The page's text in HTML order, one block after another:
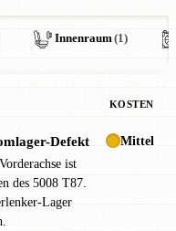
Innenraum(1)
KOSTEN
Defekt
ist
des 5008 T87.
Lager
Mittel